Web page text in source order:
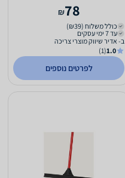
78
₪
כולל משלוח (₪39)
עד 7 ימי עסקים
ב- אדיר שיווק מוצרי צריכה
1.0
(1)
לפרטים נוספים